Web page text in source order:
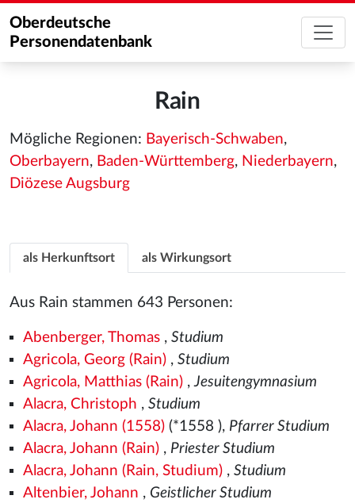
Oberdeutsche
Personendatenbank
Rain
Mögliche Regionen: Bayerisch-Schwaben,
Oberbayern, Baden-Württemberg, Niederbayern,
Diözese Augsburg
als Herkunftsort als Wirkungsort
Aus Rain stammen 643 Personen:
Abenberger, Thomas, Studium
Agricola, Georg (Rain), Studium
Agricola, Matthias (Rain),Jesuitengymnasium
Alacra, Christoph , Studium
Alacra, Johann (1558)(*1558 ), Pfarrer Studium
Alacra, Johann (Rain), Priester Studium
Alacra, Johann (Rain, Studium), Studium
Altenbier, Johann , Geistlicher Studium